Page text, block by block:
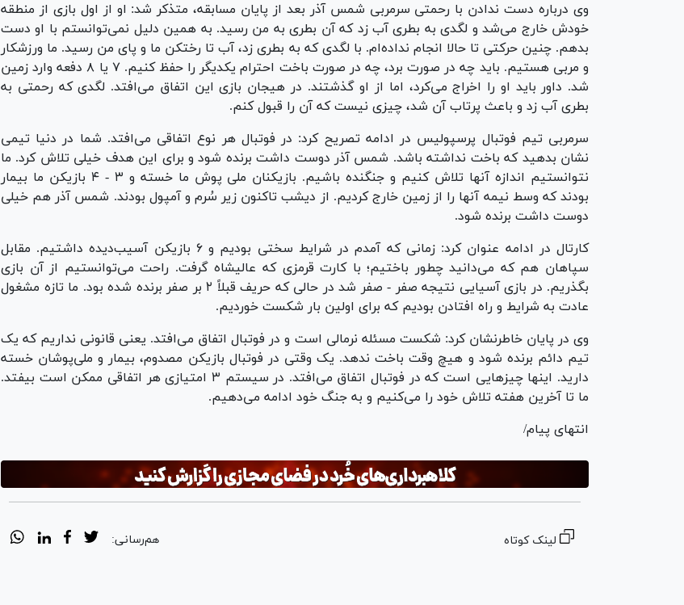
وی درباره دست ندادن با رحمتی سرمربی شمس آذر بعد از پایان مسابقه، متذکر شد: او از اول بازی از منطقه
خودش خارج می‌شد و لگدی به بطری آب زد که آن بطری به من رسید. به همین دلیل نمی‌توانستم با او دست
بدهم. چنین حرکتی تا حالا انجام نداده‌ام. با لگدی که به بطری زد، آب تا رختکن ما و پای من رسید. ما ورزشکار
و مربی هستیم. باید چه در صورت برد، چه در صورت باخت احترام یکدیگر را حفظ کنیم. ۷ یا ۸ دفعه وارد زمین
شد. داور باید او را اخراج می‌کرد، اما از او گذشتند. در هیجان بازی این اتفاق می‌افتد. لگدی که رحمتی به
بطری آب زد و باعث پرتاب آن شد، چیزی نیست که آن را قبول کنم.
سرمربی تیم فوتبال پرسپولیس در ادامه تصریح کرد: در فوتبال هر نوع اتفاقی می‌افتد. شما در دنیا تیمی
نشان بدهید که باخت نداشته باشد. شمس آذر دوست داشت برنده شود و برای این هدف خیلی تلاش کرد. ما
نتوانستیم اندازه آنها تلاش کنیم و جنگنده باشیم. بازیکنان ملی پوش ما خسته و ۳ - ۴ بازیکن ما بیمار
بودند که وسط نیمه آنها را از زمین خارج کردیم. از دیشب تاکنون زیر سُرم و آمپول بودند. شمس آذر هم خیلی
دوست داشت برنده شود.
کارتال در ادامه عنوان کرد: زمانی که آمدم در شرایط سختی بودیم و ۶ بازیکن آسیب‌دیده داشتیم. مقابل
سپاهان هم که می‌دانید چطور باختیم؛ با کارت قرمزی که عالیشاه گرفت. راحت می‌توانستیم از آن بازی
بگذریم. در بازی آسیایی نتیجه صفر - صفر شد در حالی که حریف قبلاً ۲ بر صفر برنده شده بود. ما تازه مشغول
عادت به شرایط و راه افتادن بودیم که برای اولین بار شکست خوردیم.
وی در پایان خاطرنشان کرد: شکست مسئله نرمالی است و در فوتبال اتفاق می‌افتد. یعنی قانونی نداریم که یک
تیم دائم برنده شود و هیچ وقت باخت ندهد. یک وقتی در فوتبال بازیکن مصدوم، بیمار و ملی‌پوشان خسته
دارید. اینها چیز‌هایی است که در فوتبال اتفاق می‌افتد. در سیستم ۳ امتیازی هر اتفاقی ممکن است بیفتد.
ما تا آخرین هفته تلاش خود را می‌کنیم و به جنگ خود ادامه می‌دهیم.
انتهای پیام/
لینک کوتاه هم‌رسانی: